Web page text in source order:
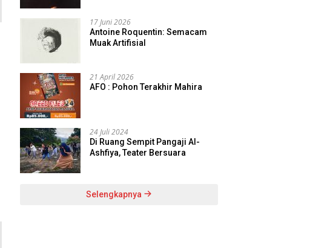
17 Juni 2026
Antoine Roquentin: Semacam
Muak Artifisial
21 April 2026
AFO : Pohon Terakhir Mahira
24 Juli 2024
Di Ruang Sempit Pangaji Al-
Ashfiya, Teater Bersuara
Selengkapnya